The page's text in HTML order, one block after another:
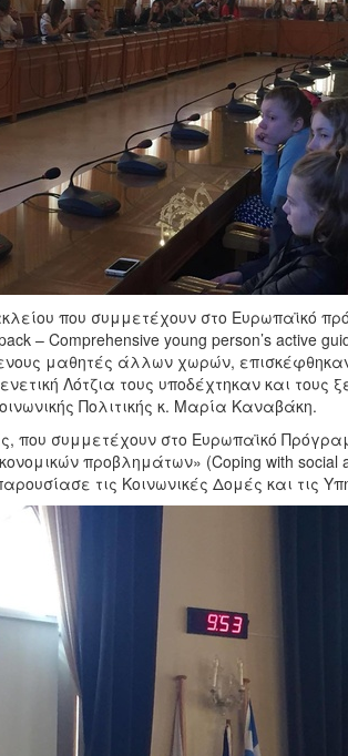
που συμμετέχουν στο Ευρωπαϊκό
– Comprehensive young person’s active
μαθητές άλλων χωρών,
Λότζια τους υποδέχτηκαν και τους
Πολιτικής κ. Μαρία Καναβάκη.
που συμμετέχουν στο Ευρωπαϊκό
προβλημάτων» (Coping with social
τις Κοινωνικές Δομές και τις